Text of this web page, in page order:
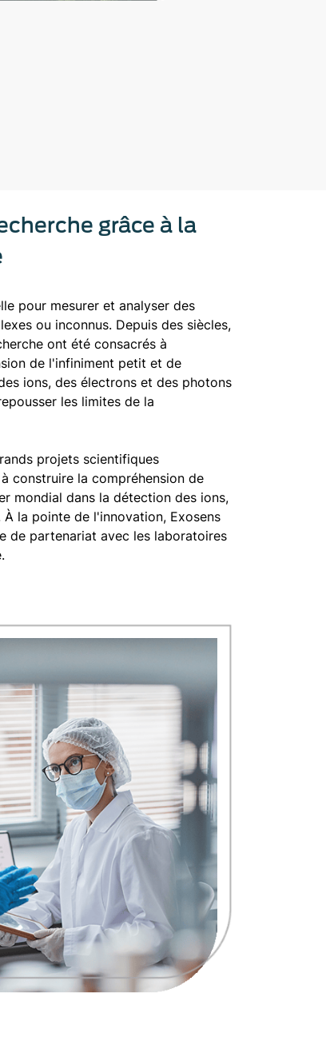
grâce à la
pour mesurer et analyser des
ou inconnus. Depuis des siècles,
ont été consacrés à
de l'infiniment petit et de
ions, des électrons et des photons
les limites de la
projets scientifiques
construire la compréhension de
mondial dans la détection des ions,
la pointe de l'innovation, Exosens
de partenariat avec les laboratoires